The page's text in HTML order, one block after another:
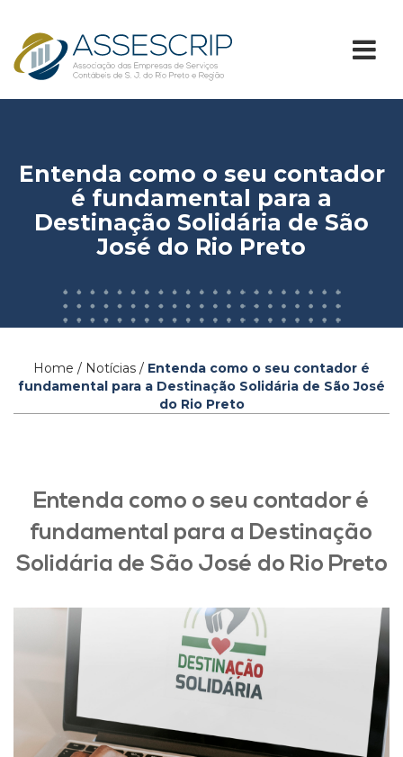
Entenda como o seu contador
é fundamental para a
Destinação Solidária de São
José do Rio Preto
Home / Notícias / Entenda como o seu contador é
fundamental para a Destinação Solidária de São José
do Rio Preto
Entenda como o seu contador é
fundamental para a Destinação
Solidária de São José do Rio Preto